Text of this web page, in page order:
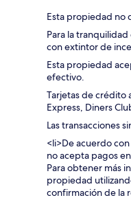
Esta propiedad no
Para la
con extintor de
Esta propiedad
efectivo.
Tarjetas de crédito
Express, Diners
Las transacciones
<li>De acuerdo
no acepta pagos
Para obtener más
propiedad
confirmación de la